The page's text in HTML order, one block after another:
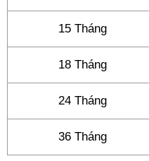
15 Tháng
18 Tháng
24 Tháng
36 Tháng